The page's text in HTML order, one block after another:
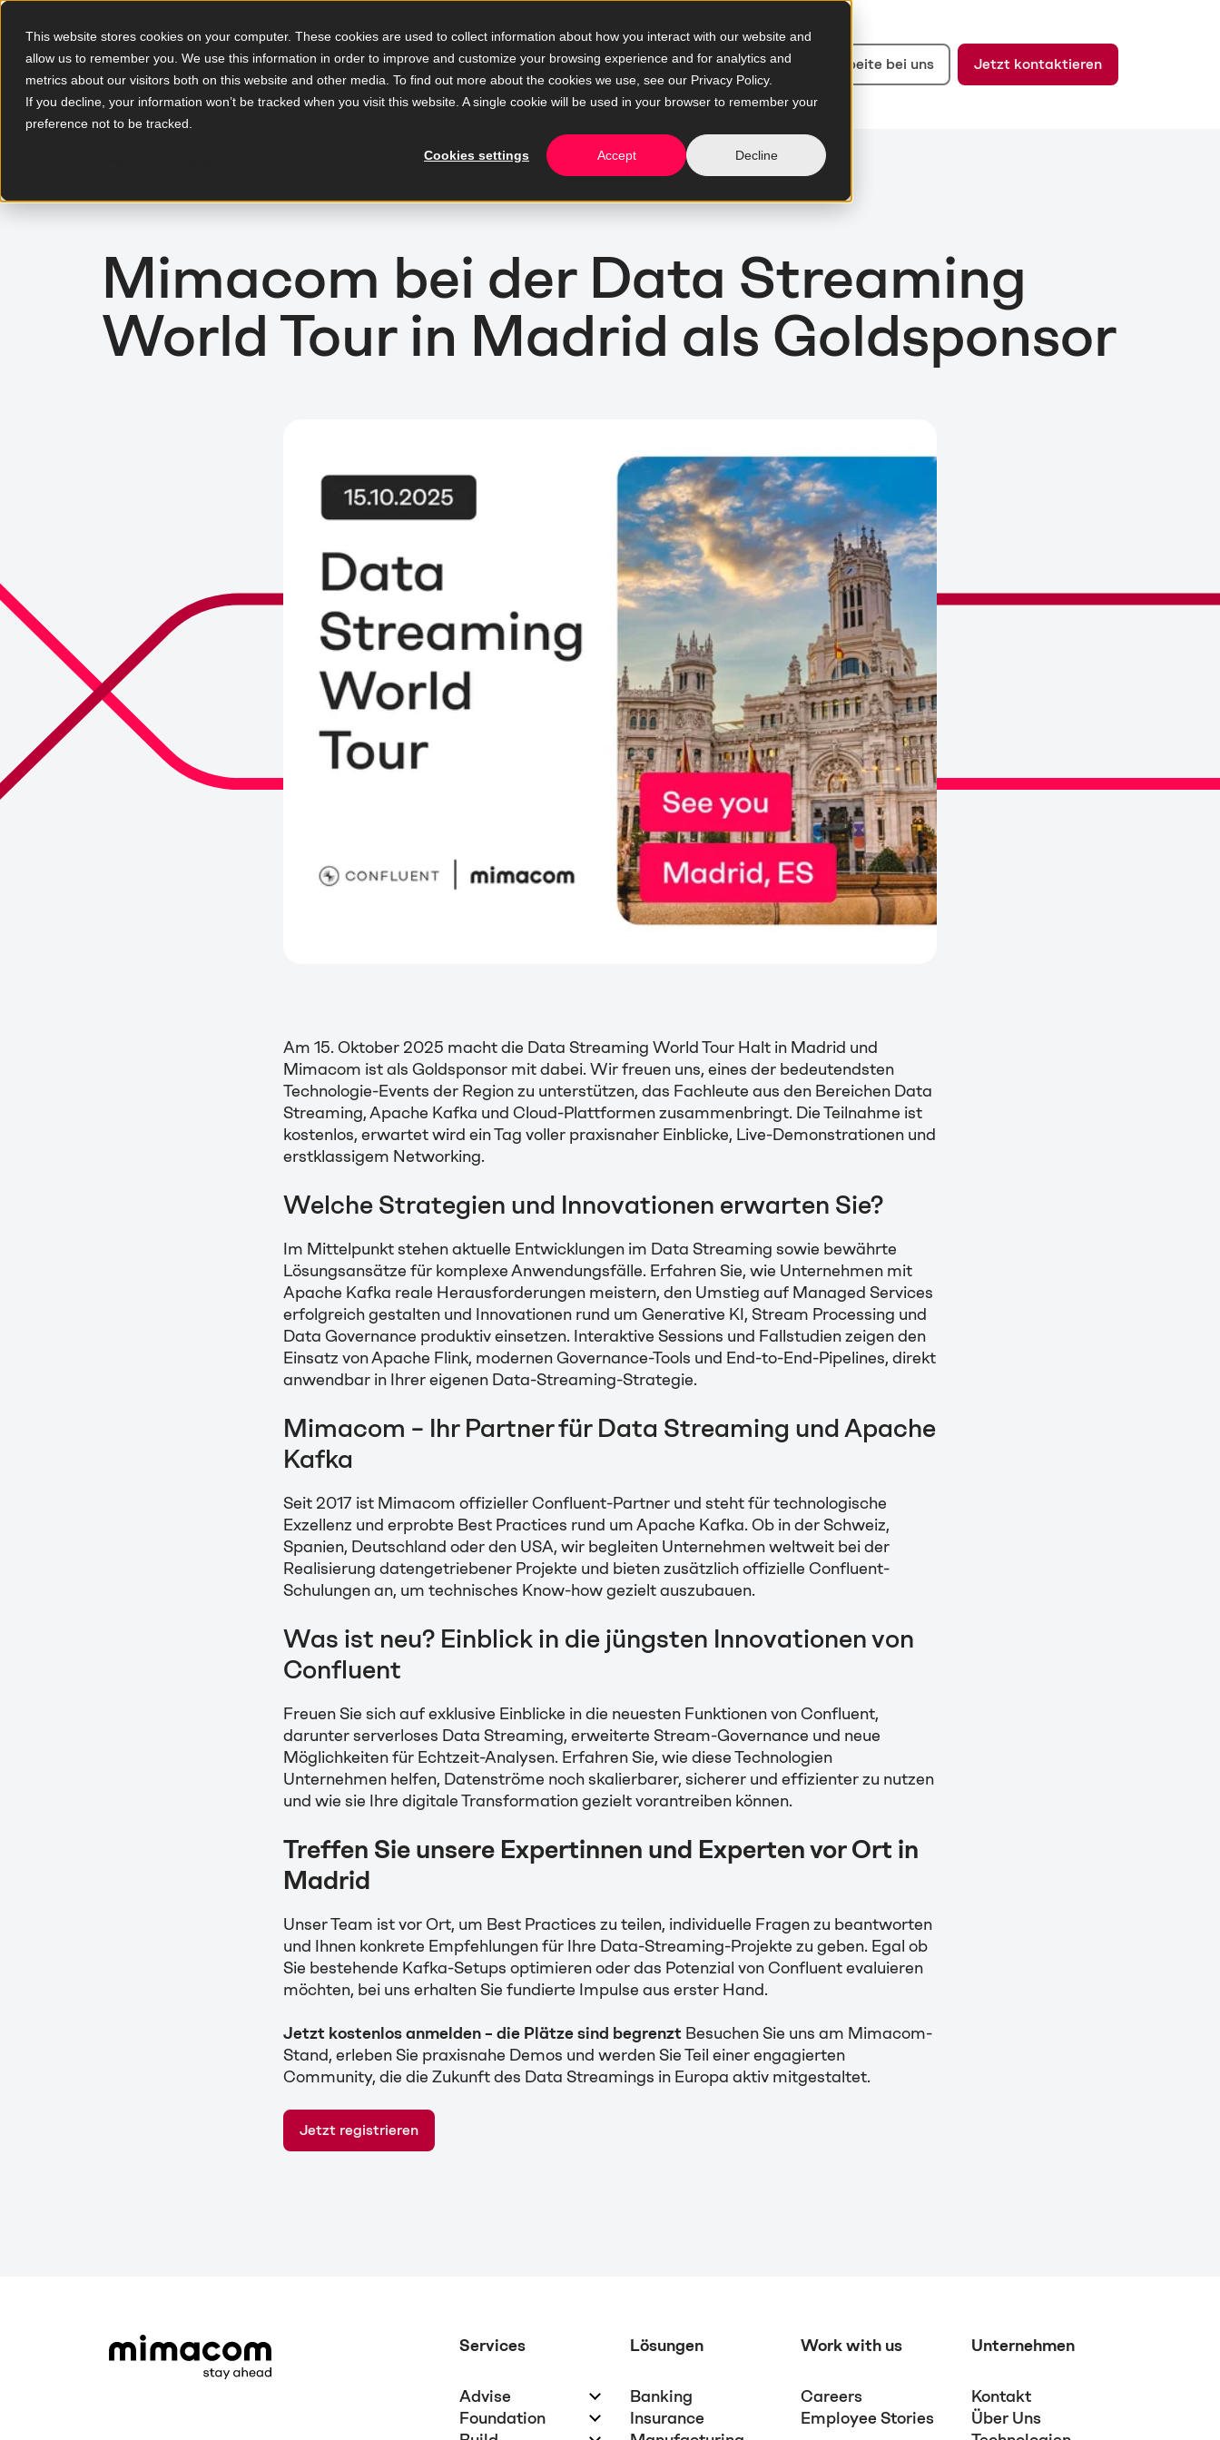
This website stores cookies on your computer. These cookies are used to collect information about how you interact with our website and
allow us to remember you. We use this information in order to improve and customize your browsing experience and for analytics and
metrics about our visitors both on this website and other media. To find out more about the cookies we use, see our Privacy Policy.
If you decline, your information won’t be tracked when you visit this website. A single cookie will be used in your browser to remember your
preference not to be tracked.
Cookies settings Accept Decline
DE Arbeite bei uns Jetzt kontaktieren
Mimacom bei der Data Streaming
World Tour in Madrid als Goldsponsor
Am 15. Oktober 2025 macht die Data Streaming World Tour Halt in Madrid und
Mimacom ist als Goldsponsor mit dabei. Wir freuen uns, eines der bedeutendsten
Technologie-Events der Region zu unterstützen, das Fachleute aus den Bereichen Data
Streaming, Apache Kafka und Cloud-Plattformen zusammenbringt. Die Teilnahme ist
kostenlos, erwartet wird ein Tag voller praxisnaher Einblicke, Live-Demonstrationen und
erstklassigem Networking.
Welche Strategien und Innovationen erwarten Sie?
Im Mittelpunkt stehen aktuelle Entwicklungen im Data Streaming sowie bewährte
Lösungsansätze für komplexe Anwendungsfälle. Erfahren Sie, wie Unternehmen mit
Apache Kafka reale Herausforderungen meistern, den Umstieg auf Managed Services
erfolgreich gestalten und Innovationen rund um Generative KI, Stream Processing und
Data Governance produktiv einsetzen. Interaktive Sessions und Fallstudien zeigen den
Einsatz von Apache Flink, modernen Governance-Tools und End-to-End-Pipelines, direkt
anwendbar in Ihrer eigenen Data-Streaming-Strategie.
Mimacom – Ihr Partner für Data Streaming und Apache
Kafka
Seit 2017 ist Mimacom offizieller Confluent-Partner und steht für technologische
Exzellenz und erprobte Best Practices rund um Apache Kafka. Ob in der Schweiz,
Spanien, Deutschland oder den USA, wir begleiten Unternehmen weltweit bei der
Realisierung datengetriebener Projekte und bieten zusätzlich offizielle Confluent-
Schulungen an, um technisches Know-how gezielt auszubauen.
Was ist neu? Einblick in die jüngsten Innovationen von
Confluent
Freuen Sie sich auf exklusive Einblicke in die neuesten Funktionen von Confluent,
darunter serverloses Data Streaming, erweiterte Stream-Governance und neue
Möglichkeiten für Echtzeit-Analysen. Erfahren Sie, wie diese Technologien
Unternehmen helfen, Datenströme noch skalierbarer, sicherer und effizienter zu nutzen
und wie sie Ihre digitale Transformation gezielt vorantreiben können.
Treffen Sie unsere Expertinnen und Experten vor Ort in
Madrid
Unser Team ist vor Ort, um Best Practices zu teilen, individuelle Fragen zu beantworten
und Ihnen konkrete Empfehlungen für Ihre Data-Streaming-Projekte zu geben. Egal ob
Sie bestehende Kafka-Setups optimieren oder das Potenzial von Confluent evaluieren
möchten, bei uns erhalten Sie fundierte Impulse aus erster Hand.
Jetzt kostenlos anmelden – die Plätze sind begrenzt Besuchen Sie uns am Mimacom-
Stand, erleben Sie praxisnahe Demos und werden Sie Teil einer engagierten
Community, die die Zukunft des Data Streamings in Europa aktiv mitgestaltet.
Jetzt registrieren
Services
Advise
Foundation
Lösungen
Banking
Insurance
Work with us
Careers
Employee Stories
Unternehmen
Kontakt
Über Uns